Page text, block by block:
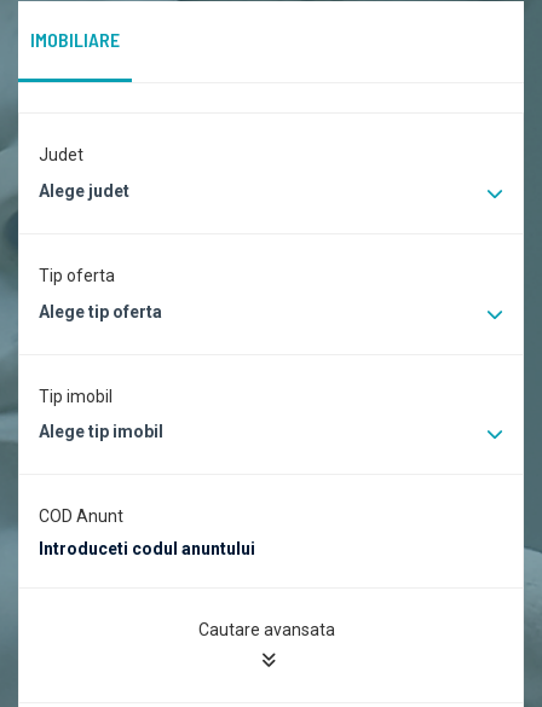
IMOBILIARE
Judet
Alege judet
Tip oferta
Alege tip oferta
Tip imobil
Alege tip imobil
COD Anunt
Cautare avansata